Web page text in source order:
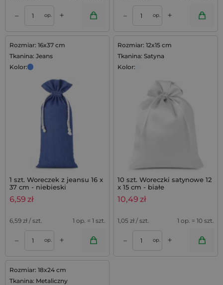
– op. + – op. +
Rozmiar: 16x37 cm
Tkanina: Jeans
Kolor:
1 szt. Woreczek z jeansu 16 x
37 cm - niebieski
6,59 zł
6,59 zł / szt. 1 op. = 1 szt.
– op. +
Rozmiar: 12x15 cm
Tkanina: Satyna
Kolor:
10 szt. Woreczki satynowe 12
x 15 cm - białe
10,49 zł
1,05 zł / szt. 1 op. = 10 szt.
– op. +
Rozmiar: 18x24 cm
Tkanina: Metaliczny